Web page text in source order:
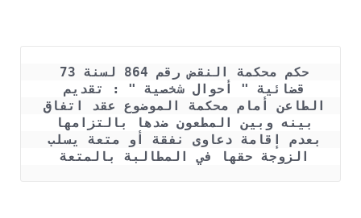
الزوجة حقها في المطالبة بالمتعة